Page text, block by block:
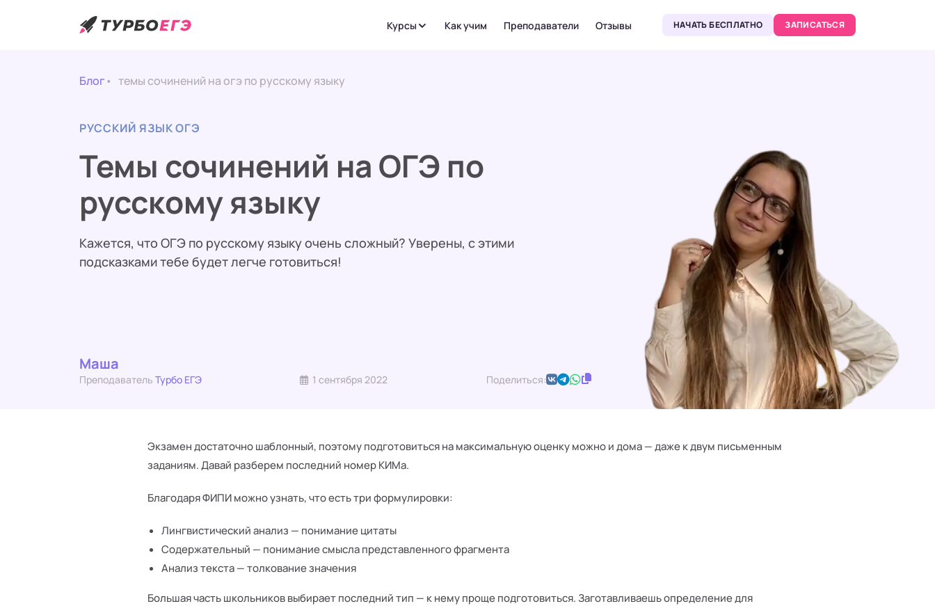
Курсы Как учим Преподаватели Отзывы НАЧАТЬ БЕСПЛАТНО ЗАПИСАТЬСЯ
Блог темы сочинений на огэ по русскому языку
РУССКИЙ ЯЗЫК ОГЭ
Темы сочинений на ОГЭ по
русскому языку
Кажется, что ОГЭ по русскому языку очень сложный? Уверены, с этими
подсказками тебе будет легче готовиться!
Маша
Преподаватель Турбо ЕГЭ 1 сентября 2022 Поделиться:
Экзамен достаточно шаблонный, поэтому подготовиться на максимальную оценку можно и дома — даже к двум письменным
заданиям. Давай разберем последний номер КИМа.
Благодаря ФИПИ можно узнать, что есть три формулировки:
Лингвистический анализ — понимание цитаты
Содержательный — понимание смысла представленного фрагмента
Анализ текста — толкование значения
Большая часть школьников выбирает последний тип — к нему проще подготовиться. Заготавливаешь определение для